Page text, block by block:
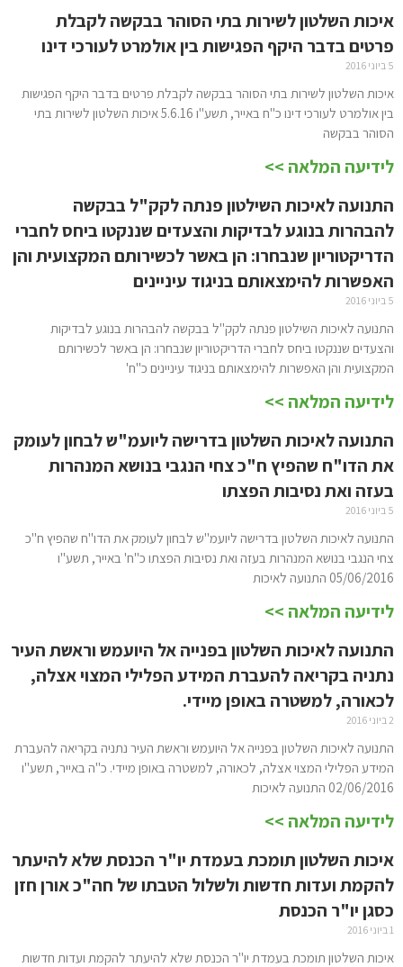
איכות השלטון לשירות בתי הסוהר בבקשה לקבלת
פרטים בדבר היקף הפגישות בין אולמרט לעורכי דינו
5 ביוני 2016
איכות השלטון לשירות בתי הסוהר בבקשה לקבלת פרטים בדבר היקף הפגישות
בין אולמרט לעורכי דינו כ"ח באייר, תשע"ו 5.6.16 איכות השלטון לשירות בתי
הסוהר בבקשה
לידיעה המלאה >>
התנועה לאיכות השילטון פנתה לקק"ל בבקשה
להבהרות בנוגע לבדיקות והצעדים שננקטו ביחס לחברי
הדריקטוריון שנבחרו: הן באשר לכשירותם המקצועית והן
האפשרות להימצאותם בניגוד עיניינים
5 ביוני 2016
התנועה לאיכות השילטון פנתה לקק"ל בבקשה להבהרות בנוגע לבדיקות
והצעדים שננקטו ביחס לחברי הדריקטוריון שנבחרו: הן באשר לכשירותם
המקצועית והן האפשרות להימצאותם בניגוד עיניינים כ"ח'
לידיעה המלאה >>
התנועה לאיכות השלטון בדרישה ליועמ"ש לבחון לעומק
את הדו"ח שהפיץ ח"כ צחי הנגבי בנושא המנהרות
בעזה ואת נסיבות הפצתו
5 ביוני 2016
התנועה לאיכות השלטון בדרישה ליועמ"ש לבחון לעומק את הדו"ח שהפיץ ח"כ
צחי הנגבי בנושא המנהרות בעזה ואת נסיבות הפצתו כ"ח' באייר, תשע"ו
05/06/2016 התנועה לאיכות
לידיעה המלאה >>
התנועה לאיכות השלטון בפנייה אל היועמש וראשת העיר
נתניה בקריאה להעברת המידע הפלילי המצוי אצלה,
לכאורה, למשטרה באופן מיידי.
2 ביוני 2016
התנועה לאיכות השלטון בפנייה אל היועמש וראשת העיר נתניה בקריאה להעברת
המידע הפלילי המצוי אצלה, לכאורה, למשטרה באופן מיידי. כ"ה באייר, תשע"ו
02/06/2016 התנועה לאיכות
לידיעה המלאה >>
איכות השלטון תומכת בעמדת יו"ר הכנסת שלא להיעתר
להקמת ועדות חדשות ולשלול הטבתו של חה"כ אורן חזן
כסגן יו"ר הכנסת
1 ביוני 2016
איכות השלטון תומכת בעמדת יו"ר הכנסת שלא להיעתר להקמת ועדות חדשות